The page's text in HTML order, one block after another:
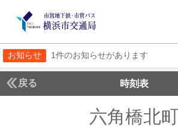
お知らせ 1件のお知らせがあります
戻る 時刻表
六角橋北町